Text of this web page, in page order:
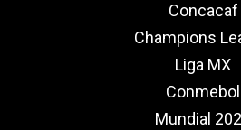
Concacaf
Champions
Liga MX
Conmebol
Mundial